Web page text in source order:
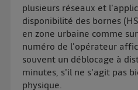
plusieurs réseaux et
disponibilité des bornes
en zone urbaine comme
numéro de l'opérateur
souvent un déblocage à
minutes, s'il ne s'agit pas
physique.
d'information sur les